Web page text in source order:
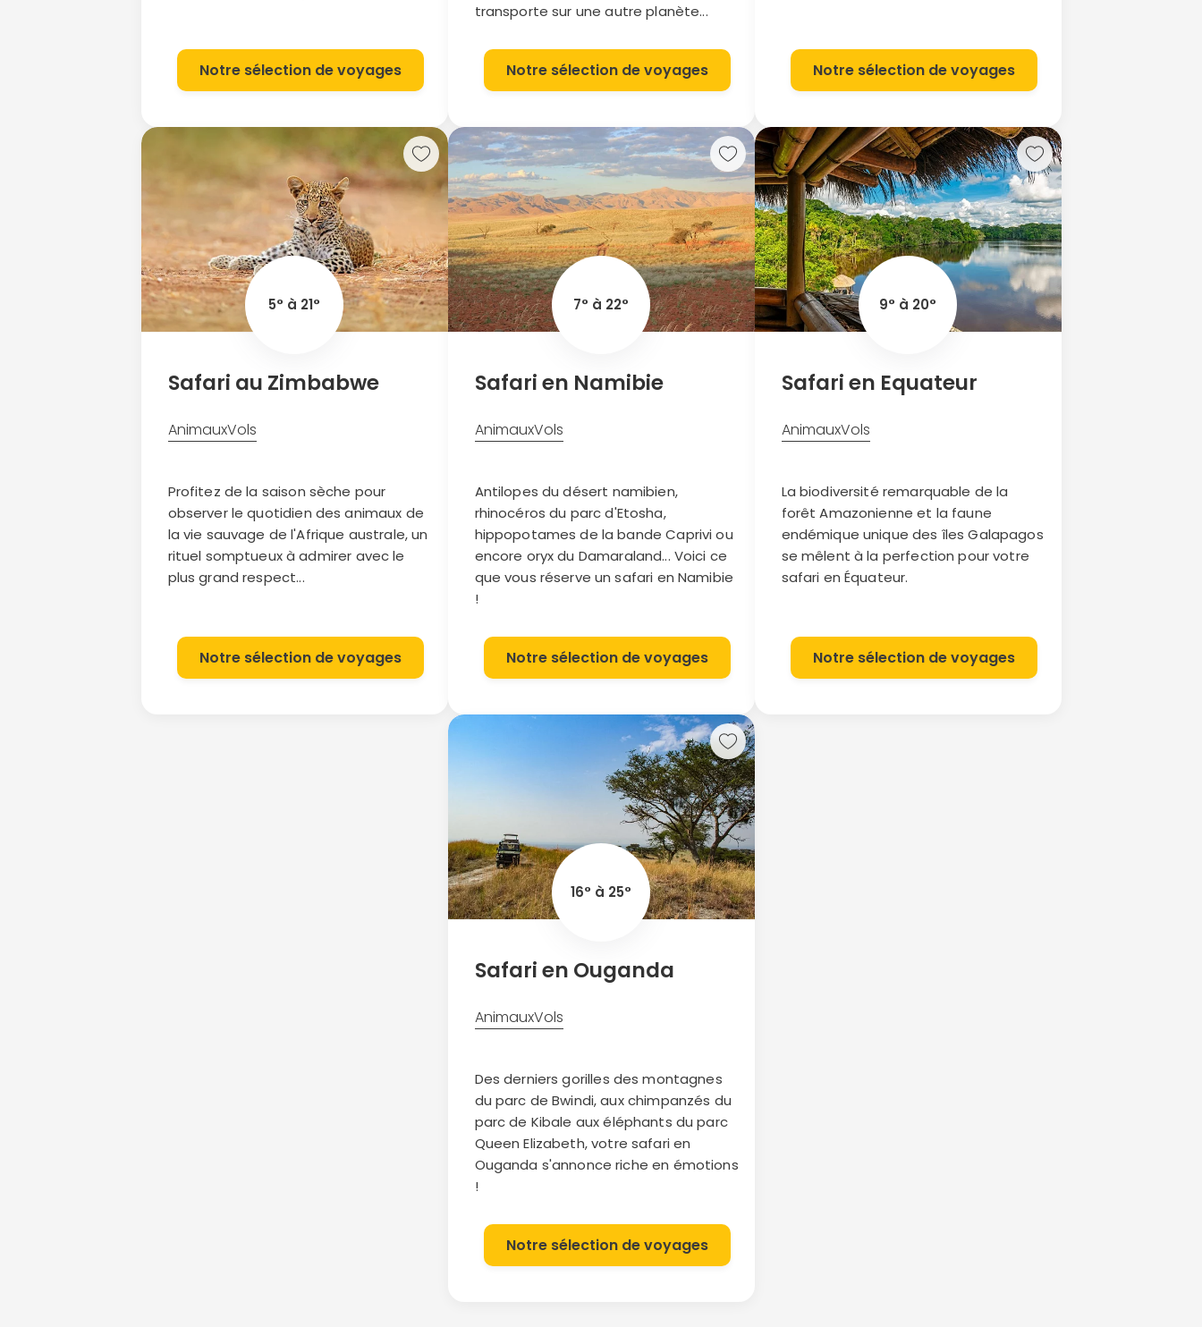
Notre sélection de voyages
transporte sur une autre planète...
Notre sélection de voyages Notre sélection de voyages
5° à 21°
Safari au Zimbabwe
AnimauxVols
Profitez de la saison sèche pour
observer le quotidien des animaux de
la vie sauvage de l'Afrique australe, un
rituel somptueux à admirer avec le
plus grand respect...
Notre sélection de voyages
7° à 22°
Safari en Namibie
AnimauxVols
Antilopes du désert namibien,
rhinocéros du parc d'Etosha,
hippopotames de la bande Caprivi ou
encore oryx du Damaraland... Voici ce
que vous réserve un safari en Namibie
!
Notre sélection de voyages
9° à 20°
Safari en Equateur
AnimauxVols
La biodiversité remarquable de la
forêt Amazonienne et la faune
endémique unique des îles Galapagos
se mêlent à la perfection pour votre
safari en Équateur.
Notre sélection de voyages
16° à 25°
Safari en Ouganda
AnimauxVols
Des derniers gorilles des montagnes
du parc de Bwindi, aux chimpanzés du
parc de Kibale aux éléphants du parc
Queen Elizabeth, votre safari en
Ouganda s'annonce riche en émotions
!
Notre sélection de voyages
Continuer avec Apple
ou connectez-vous par mail
Politique de confidentialité.